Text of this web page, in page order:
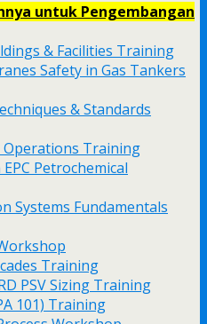
untuk Pengembangan
& Facilities Training
Safety in Gas Tankers
& Standards
Operations Training
Petrochemical
Systems Fundamentals
Training
PSV Sizing Training
101) Training